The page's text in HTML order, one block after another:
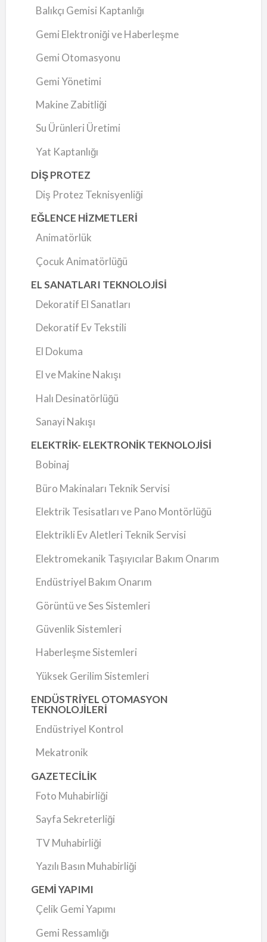
Balıkçı Gemisi Kaptanlığı
Gemi Elektroniği ve Haberleşme
Gemi Otomasyonu
Gemi Yönetimi
Makine Zabitliği
Su Ürünleri Üretimi
Yat Kaptanlığı
DİŞ PROTEZ
Diş Protez Teknisyenliği
EĞLENCE HİZMETLERİ
Animatörlük
Çocuk Animatörlüğü
EL SANATLARI TEKNOLOJİSİ
Dekoratif El Sanatları
Dekoratif Ev Tekstili
El Dokuma
El ve Makine Nakışı
Halı Desinatörlüğü
Sanayi Nakışı
ELEKTRİK- ELEKTRONİK TEKNOLOJİSİ
Bobinaj
Büro Makinaları Teknik Servisi
Elektrik Tesisatları ve Pano Montörlüğü
Elektrikli Ev Aletleri Teknik Servisi
Elektromekanik Taşıyıcılar Bakım Onarım
Endüstriyel Bakım Onarım
Görüntü ve Ses Sistemleri
Güvenlik Sistemleri
Haberleşme Sistemleri
Yüksek Gerilim Sistemleri
ENDÜSTRİYEL OTOMASYON
TEKNOLOJİLERİ
Endüstriyel Kontrol
Mekatronik
GAZETECİLİK
Foto Muhabirliği
Sayfa Sekreterliği
TV Muhabirliği
Yazılı Basın Muhabirliği
GEMİ YAPIMI
Çelik Gemi Yapımı
Gemi Ressamlığı